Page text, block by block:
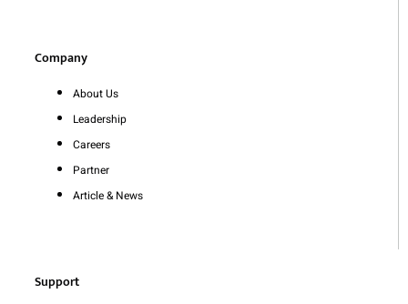
Company
About Us
Leadership
Careers
Partner
Article & News
Support